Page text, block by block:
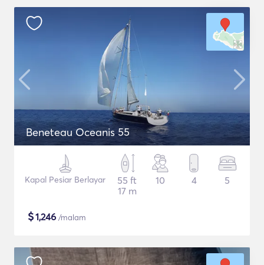
Beneteau Oceanis 55
Kapal Pesiar Berlayar
55 ft
17 m
10 4 5
$1,246 /malam